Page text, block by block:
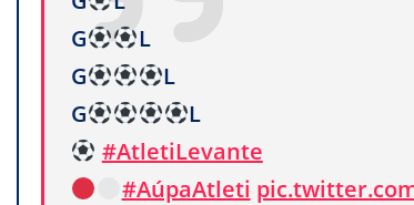
G
L
G
L
G
L
#AtletiLevante
#AúpaAtleti